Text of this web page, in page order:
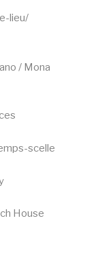
lieu/
/ Mona
scelle
House